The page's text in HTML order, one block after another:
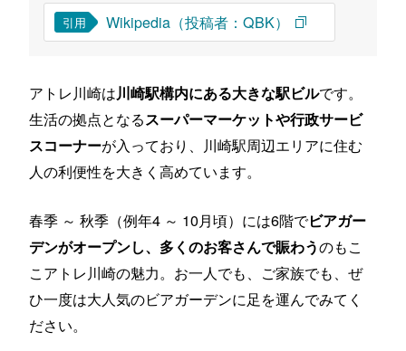
引用 Wikipedia（投稿者：QBK）
アトレ川崎は川崎駅構内にある大きな駅ビルです。
生活の拠点となるスーパーマーケットや行政サービ
スコーナーが入っており、川崎駅周辺エリアに住む
人の利便性を大きく高めています。
春季 ～ 秋季（例年4 ～ 10月頃）には6階でビアガー
デンがオープンし、多くのお客さんで賑わうのもこ
こアトレ川崎の魅力。お一人でも、ご家族でも、ぜ
ひ一度は大人気のビアガーデンに足を運んでみてく
ださい。